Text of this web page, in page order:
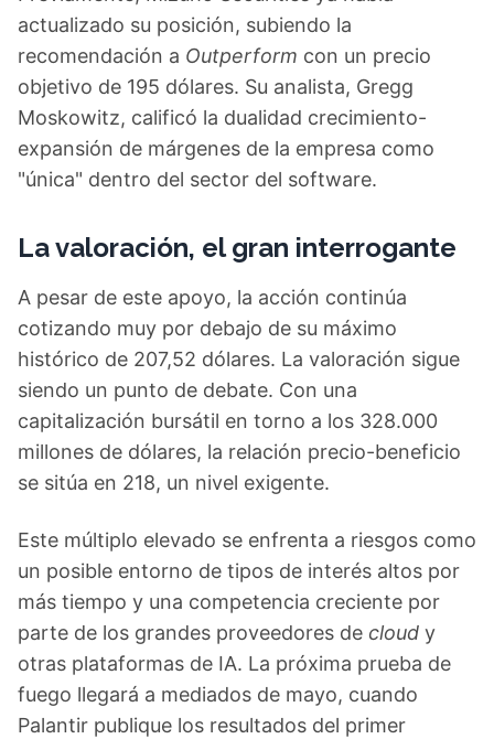
actualizado su posición, subiendo la
recomendación a Outperform con un precio
objetivo de 195 dólares. Su analista, Gregg
Moskowitz, calificó la dualidad crecimiento-
expansión de márgenes de la empresa como
"única" dentro del sector del software.
La valoración, el gran interrogante
A pesar de este apoyo, la acción continúa
cotizando muy por debajo de su máximo
histórico de 207,52 dólares. La valoración sigue
siendo un punto de debate. Con una
capitalización bursátil en torno a los 328.000
millones de dólares, la relación precio-beneficio
se sitúa en 218, un nivel exigente.
Este múltiplo elevado se enfrenta a riesgos como
un posible entorno de tipos de interés altos por
más tiempo y una competencia creciente por
parte de los grandes proveedores de cloud y
otras plataformas de IA. La próxima prueba de
fuego llegará a mediados de mayo, cuando
Palantir publique los resultados del primer